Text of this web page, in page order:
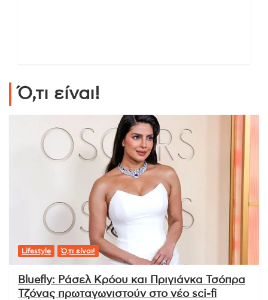
Ό,τι είναι!
Lifestyle Ό,τι είναι!
Bluefly: Ράσελ Κρόου και Πριγιάνκα Τσόπρα
Τζόνας πρωταγωνιστούν στο νέο sci-fi